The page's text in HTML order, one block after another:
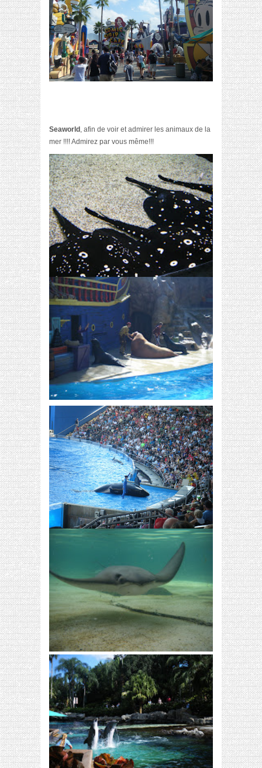
Seaworld afin de voir et admirer les animaux de la
mer !!!! Admirez par vous même!!!